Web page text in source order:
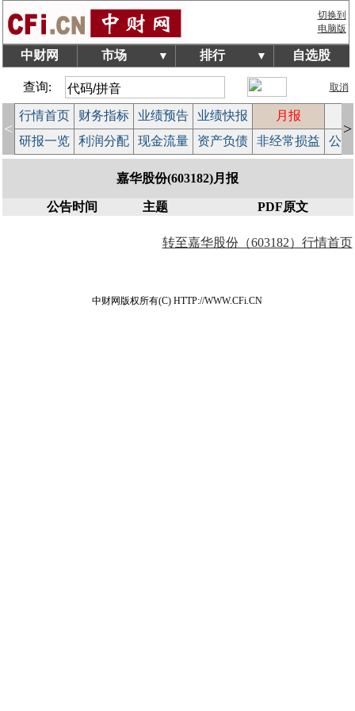
切换到
电脑版
中财网 市场 ▼ 排行 ▼ 自选股
查询: 取消
<
行情首页 财务指标 业绩预告 业绩快报 月报
研报一览
利润分配 现金流量 资产负债 非经常损益 公
>
嘉华股份(603182)月报
公告时间 主题 PDF原文
转至嘉华股份（603182）行情首页
中财网版权所有(C) HTTP://WWW.CFi.CN